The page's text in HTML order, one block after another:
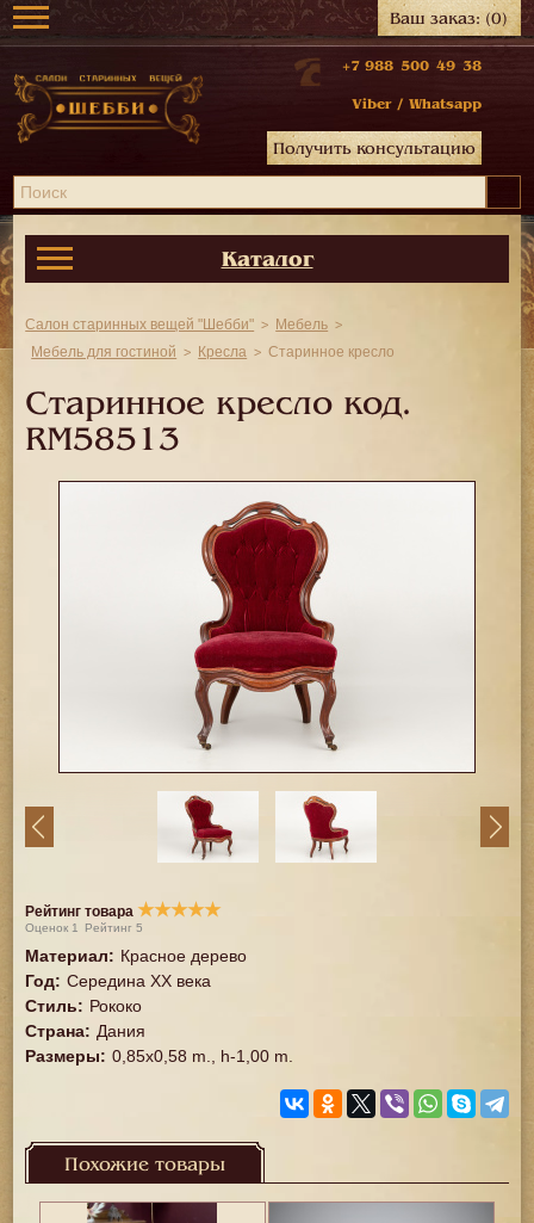
Ваш заказ:(0)
+7 988 500 49 38
Viber / Whatsapp
Получить консультацию
Каталог
Салон старинных вещей "Шебби"
Мебель
Мебель для гостиной
Кресла Старинное кресло
Старинное кресло код.
RM58513
Рейтинг товара ★★★★★
Оценок 1 Рейтинг5
Материал: Красное дерево
Год: Середина XX векa
Стиль: Рококо
Страна: Дания
Размеры: 0,85x0,58 m., h-1,00 m.
Похожие товары